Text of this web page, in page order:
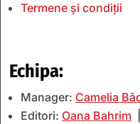
Termene și condiții
Echipa:
Manager: Camelia
Editori: Oana Bahrim